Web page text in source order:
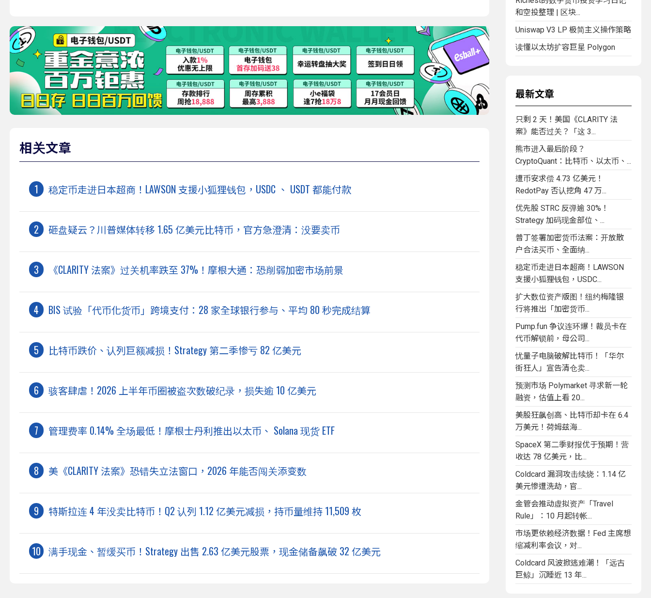
相关文章
稳定币走进日本超商！LAWSON 支援小狐狸钱包，USDC 、 USDT 都能付款
砸盘疑云？川普媒体转移 1.65 亿美元比特币，官方急澄清：没要卖币
《CLARITY 法案》过关机率跌至 37%！摩根大通：恐削弱加密市场前景
BIS 试验「代币化货币」跨境支付：28 家全球银行参与、平均 80 秒完成结算
比特币跌价、认列巨额减损！Strategy 第二季惨亏 82 亿美元
骇客肆虐！2026 上半年币圈被盗次数破纪录，损失逾 10 亿美元
管理费率 0.14% 全场最低！摩根士丹利推出以太币、 Solana 现货 ETF
美《CLARITY 法案》恐错失立法窗口，2026 年能否闯关添变数
特斯拉连 4 年没卖比特币！Q2 认列 1.12 亿美元减损，持币量维持 11,509 枚
满手现金、暂缓买币！Strategy 出售 2.63 亿美元股票，现金储备飙破 32 亿美元
和空投整理 | 区块...
Uniswap V3 LP 极简主义操作策略
读懂以太坊扩容巨星 Polygon
最新文章
只剩 2 天！美国《CLARITY 法
案》能否过关？「这 3...
熊市进入最后阶段？
CryptoQuant：比特币、以太币、...
遭币安求偿 4.73 亿美元！
RedotPay 否认挖角 47 万...
优先股 STRC 反弹逾 30%！
Strategy 加码现金部位、...
普丁签署加密货币法案：开放散
户合法买币、全面纳...
稳定币走进日本超商！LAWSON
支援小狐狸钱包，USDC...
扩大数位资产版图！纽约梅隆银
行将推出「加密货币...
Pump.fun 争议连环爆！裁员卡在
代币解锁前，母公司...
忧量子电脑破解比特币！「华尔
街狂人」宣告清仓卖...
预测市场 Polymarket 寻求新一轮
融资，估值上看 20...
美股狂飙创高、比特币却卡在 6.4
万美元！荷姆兹海...
SpaceX 第二季财报优于预期！营
收达 78 亿美元，比...
Coldcard 漏洞攻击续烧：1.14 亿
美元惨遭洗劫，官...
金管会推动虚拟资产「Travel
Rule」：10 月起转帐...
市场更依赖经济数据！Fed 主席想
缩减利率会议，对...
Coldcard 风波掀逃难潮！「远古
巨鲸」沉睡近 13 年...